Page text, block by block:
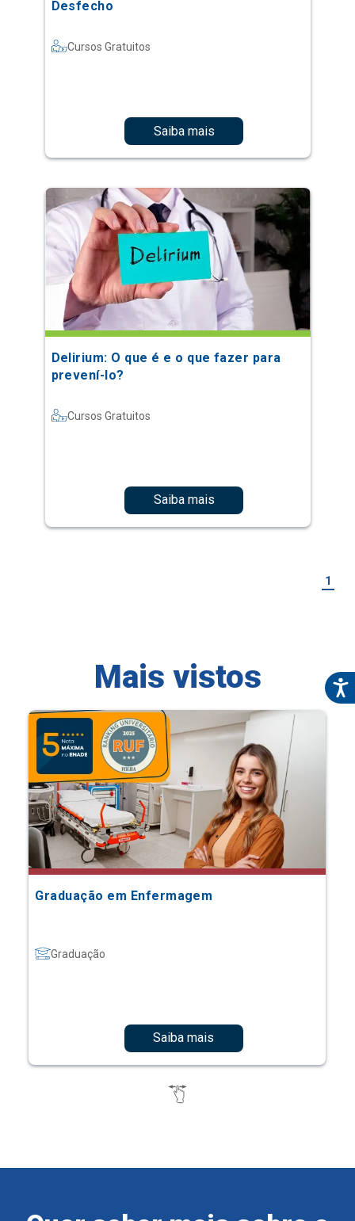
Desfecho
Cursos Gratuitos
Saiba mais
Delirium: O que é e o que fazer para
prevení-lo?
Cursos Gratuitos
Saiba mais
1
Mais vistos
Graduação em Enfermagem
Graduação
Saiba mais